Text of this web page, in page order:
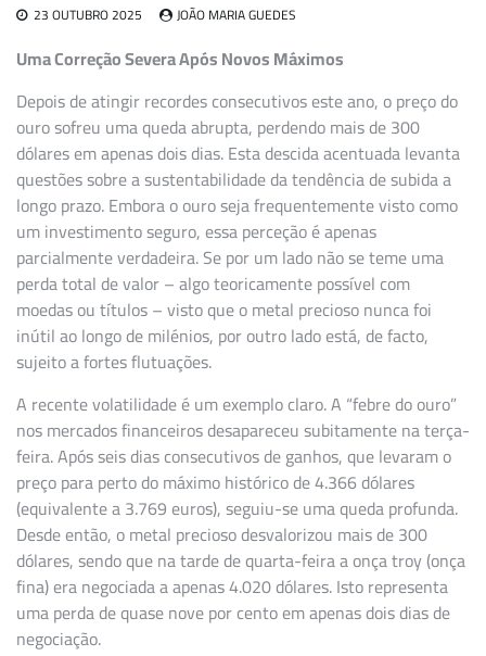
23 OUTUBRO 2025 JOÃO MARIA GUEDES
Uma Correção Severa Após Novos Máximos
Depois de atingir recordes consecutivos este ano, o preço do
ouro sofreu uma queda abrupta, perdendo mais de 300
dólares em apenas dois dias. Esta descida acentuada levanta
questões sobre a sustentabilidade da tendência de subida a
longo prazo. Embora o ouro seja frequentemente visto como
um investimento seguro, essa perceção é apenas
parcialmente verdadeira. Se por um lado não se teme uma
perda total de valor – algo teoricamente possível com
moedas ou títulos – visto que o metal precioso nunca foi
inútil ao longo de milénios, por outro lado está, de facto,
sujeito a fortes flutuações.
A recente volatilidade é um exemplo claro. A “febre do ouro”
nos mercados financeiros desapareceu subitamente na terça-
feira. Após seis dias consecutivos de ganhos, que levaram o
preço para perto do máximo histórico de 4.366 dólares
(equivalente a 3.769 euros), seguiu-se uma queda profunda.
Desde então, o metal precioso desvalorizou mais de 300
dólares, sendo que na tarde de quarta-feira a onça troy (onça
fina) era negociada a apenas 4.020 dólares. Isto representa
uma perda de quase nove por cento em apenas dois dias de
negociação.